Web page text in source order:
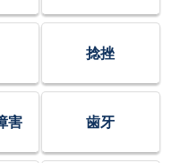
捻挫
害 歯牙